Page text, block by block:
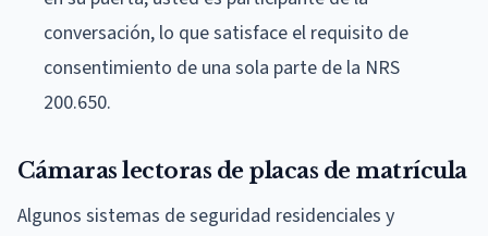
conversación, lo que satisface el requisito de
consentimiento de una sola parte de la NRS
200.650.
Cámaras lectoras de placas de matrícula
Algunos sistemas de seguridad residenciales y